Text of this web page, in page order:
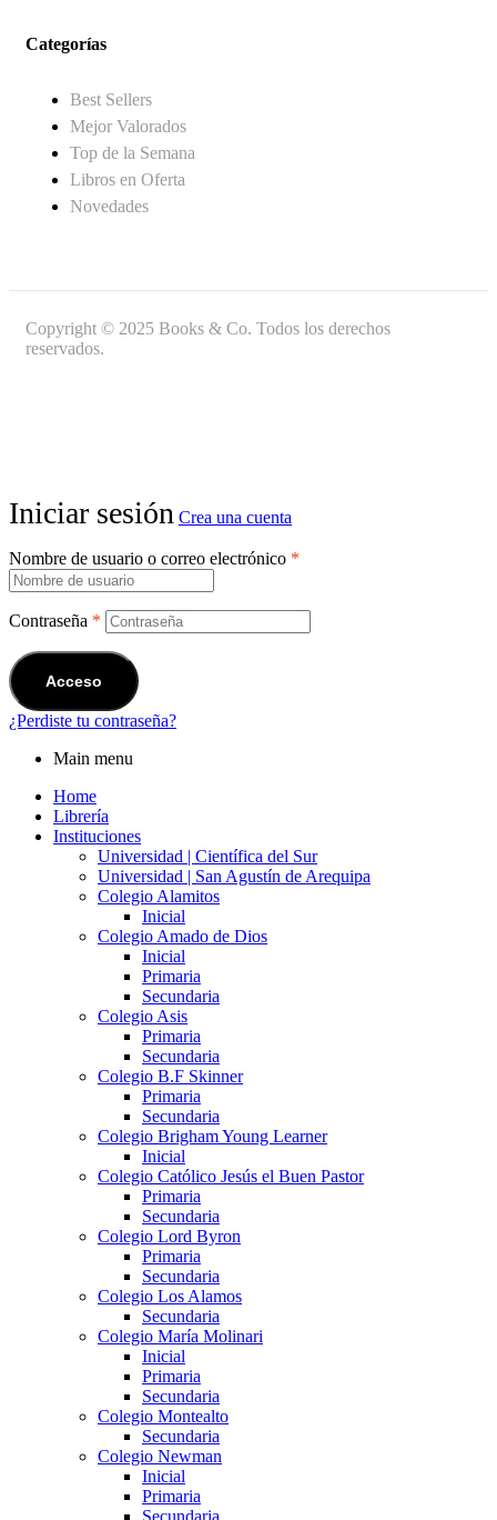
Categorías
Best Sellers
Mejor Valorados
Top de la Semana
Libros en Oferta
Novedades
Copyright © 2025 Books & Co. Todos los derechos
reservados.
Iniciar sesión Crea una cuenta
Nombre de usuario o correo electrónico *
Contraseña *
Acceso
¿Perdiste tu contraseña?
Main menu
Home
Librería
Instituciones
Universidad | Científica del Sur
Universidad | San Agustín de Arequipa
Colegio Alamitos
Inicial
Colegio Amado de Dios
Inicial
Primaria
Secundaria
Colegio Asis
Primaria
Secundaria
Colegio B.F Skinner
Primaria
Secundaria
Colegio Brigham Young Learner
Inicial
Colegio Católico Jesús el Buen Pastor
Primaria
Secundaria
Colegio Lord Byron
Primaria
Secundaria
Colegio Los Alamos
Secundaria
Colegio María Molinari
Inicial
Primaria
Secundaria
Colegio Montealto
Secundaria
Colegio Newman
Inicial
Primaria